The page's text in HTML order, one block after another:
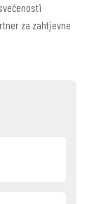
za zahtjevne